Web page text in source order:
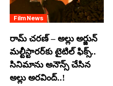
Film News
రామ్ చరణ్ – అల్లు అర్జున్
మల్టీస్టారర్​కు టైటిల్ ఫిక్స్..
సినిమాను అనౌన్స్ చేసిన
అల్లు అరవింద్..!